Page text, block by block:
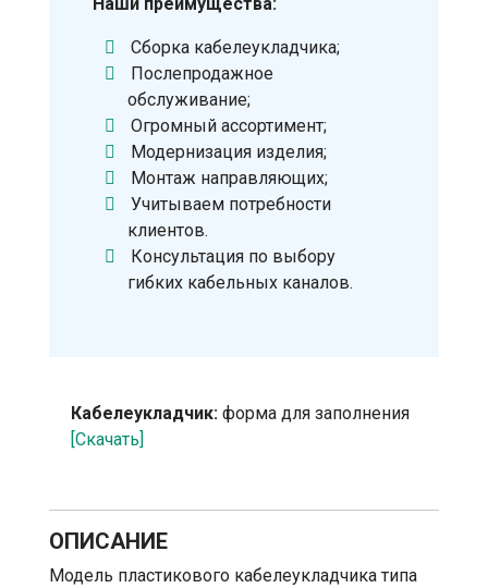
Сборка кабелеукладчика;
Послепродажное
обслуживание;
Огромный ассортимент;
Модернизация изделия;
Монтаж направляющих;
Учитываем потребности
клиентов.
Консультация по выбору
гибких кабельных каналов.
Кабелеукладчик: форма для заполнения
[Скачать]
ОПИСАНИЕ
Модель пластикового кабелеукладчика типа